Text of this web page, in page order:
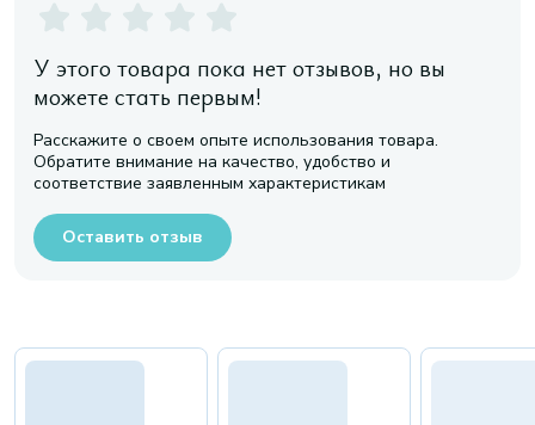
У этого товара пока нет отзывов, но вы
можете стать первым!
Расскажите о своем опыте использования товара.
Обратите внимание на качество, удобство и
соответствие заявленным характеристикам
Оставить отзыв